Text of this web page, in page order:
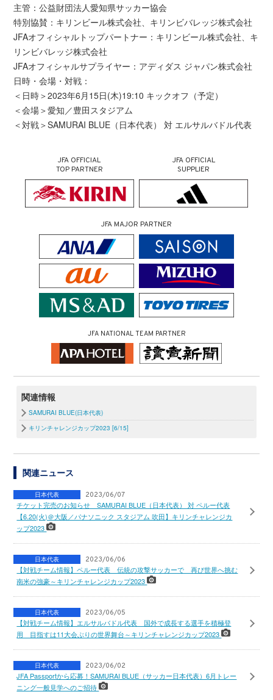
主管：公益財団法人愛知県サッカー協会
特別協賛：キリンビール株式会社、キリンビバレッジ株式会社
JFAオフィシャルトップパートナー：キリンビール株式会社、キ
リンビバレッジ株式会社
JFAオフィシャルサプライヤー：アディダス ジャパン株式会社
日時・会場・対戦：
＜日時＞2023年6月15日(木)19:10 キックオフ（予定）
＜会場＞愛知／豊田スタジアム
＜対戦＞SAMURAI BLUE（日本代表） 対 エルサルバドル代表
JFA OFFICIAL
TOP PARTNER
JFA OFFICIAL
SUPPLIER
JFA MAJOR PARTNER
JFA NATIONAL TEAM PARTNER
関連情報
SAMURAI BLUE(日本代表)
キリンチャレンジカップ2023 [6/15]
関連ニュース
日本代表 2023/06/07
チケット完売のお知らせ SAMURAI BLUE（日本代表） 対 ペルー代表
【6.20(火)＠大阪／パナソニック スタジアム 吹田】キリンチャレンジカ
ップ2023
日本代表 2023/06/06
【対戦チーム情報】ペルー代表 伝統の攻撃サッカーで 再び世界へ挑む
南米の強豪～キリンチャレンジカップ2023
日本代表 2023/06/05
【対戦チーム情報】エルサルバドル代表 国外で成長する選手を積極登
用 目指すは11大会ぶりの世界舞台～キリンチャレンジカップ2023
日本代表 2023/06/02
JFA Passportから応募！SAMURAI BLUE（サッカー日本代表）6月トレー
ニング一般見学へのご招待